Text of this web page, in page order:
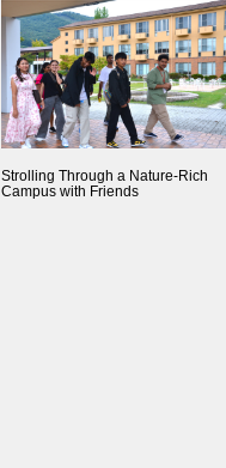
Strolling Through a Nature-Rich
Campus with Friends